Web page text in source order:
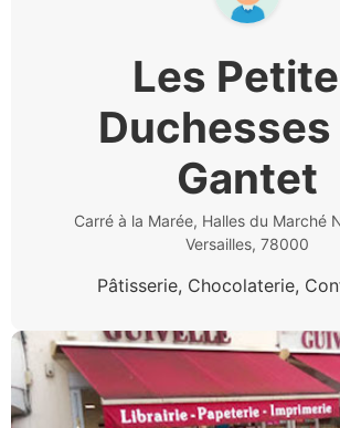
Les
Duchesses
Gantet
Carré à la Marée, Halles du Marché
Versailles, 78000
Pâtisserie, Chocolaterie,